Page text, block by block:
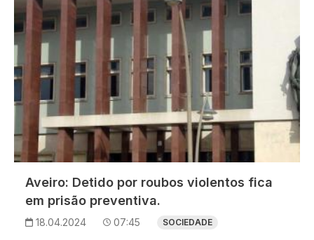
Aveiro: Detido por roubos violentos fica
em prisão preventiva.
18.04.2024 07:45 SOCIEDADE